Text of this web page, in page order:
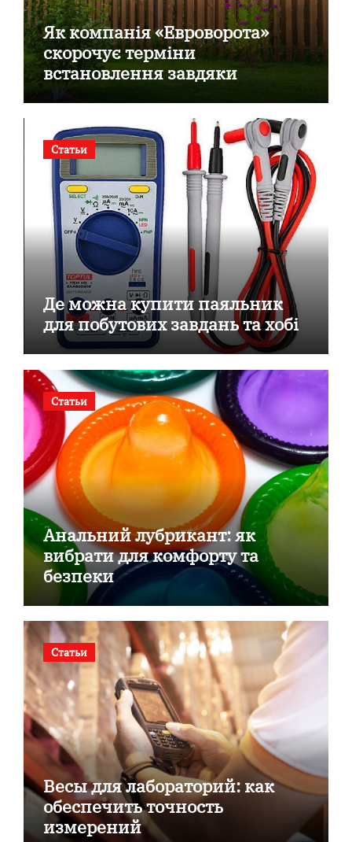
Як компанія «Евроворота»
скорочує терміни
встановлення завдяки
готовим секційним воротам
Статьи
Де можна купити паяльник
для побутових завдань та хобі
Статьи
Анальний лубрикант: як
вибрати для комфорту та
безпеки
Статьи
Весы для лабораторий: как
обеспечить точность
измерений